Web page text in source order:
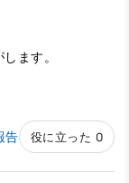
ます。
告 役に立った 0